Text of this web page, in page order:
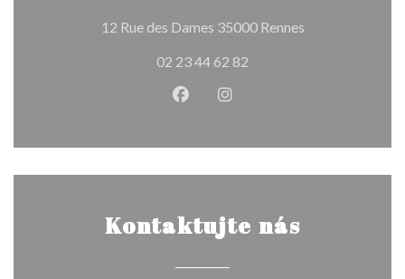
12 Rue des Dames 35000 Rennes((otevře se v
02 23 44 62 82
Facebook ((otevře se v novém
Instagram ((otevře se v
Kontaktujte nás